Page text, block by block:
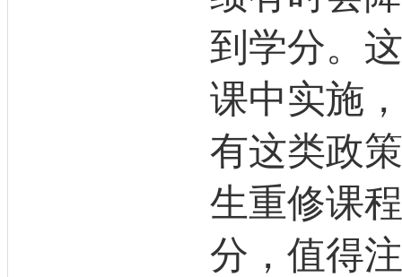
到学分。
课中实施
有这类政
生重修课
分，值得